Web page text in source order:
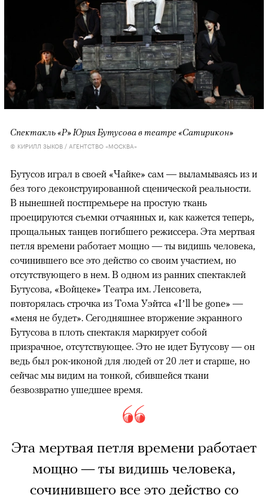
Спектакль «Р» Юрия Бутусова в театре «Сатирикон»
© КИРИЛЛ ЗЫКОВ / АГЕНТСТВО «МОСКВА»
Бутусов играл в своей «Чайке» сам — выламываясь из и
без того деконструированной сценической реальности.
В нынешней постпремьере на простую ткань
проецируются съемки отчаянных и, как кажется теперь,
прощальных танцев погибшего режиссера. Эта мертвая
петля времени работает мощно — ты видишь человека,
сочинившего все это действо со своим участием, но
отсутствующего в нем. В одном из ранних спектаклей
Бутусова, «Войцеке» Театра им. Ленсовета,
повторялась строчка из Тома Уэйтса «I’ll be gone» —
«меня не будет». Сегодняшнее вторжение экранного
Бутусова в плоть спектакля маркирует собой
призрачное, отсутствующее. Это не идет Бутусову — он
ведь был рок-иконой для людей от 20 лет и старше, но
сейчас мы видим на тонкой, сбившейся ткани
безвозвратно ушедшее время.
Эта мертвая петля времени работает
мощно — ты видишь человека,
сочинившего все это действо со